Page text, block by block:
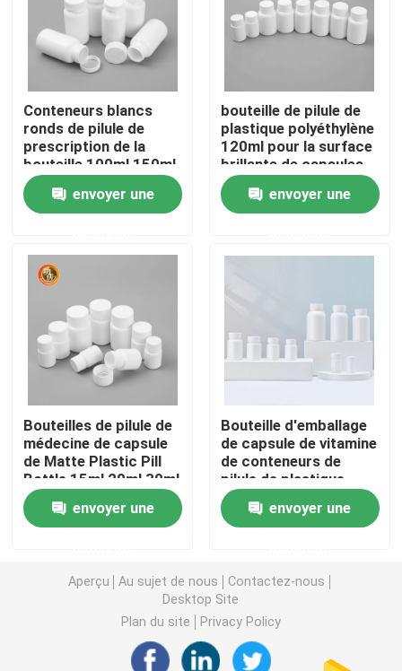
Visite d'usine
Contrôle de la qualité
Contact
nouvelles
Bouteille de pilule en plastique
Bouteille en plastique de sauce à compression
Bouteille de détergent de blanchisserie
Pesticides empaquetant des bouteilles
Boîte à biscuits de sucrerie
Préformation en plastique de bouteille
Bouteilles en plastique de condiment
Conteneurs blancs
ronds de pilule de
prescription de la
bouteille 100ml 150ml
200ml de capsule de
HDPE envoyer une
bouteille de pilule de
plastique polyéthylène
120ml pour la surface
brillante de capsules
envoyer une
Bouteilles de pilule de
médecine de capsule
de Matte Plastic Pill
Bottle 15ml 20ml 30ml
de HDPE
envoyer une
Bouteille d'emballage
de capsule de vitamine
de conteneurs de
pilule de plastique
polyéthylène
envoyer une
Aperçu Au sujet de nous
Contactez-nous
Desktop Site
Plan du site
Privacy Policy